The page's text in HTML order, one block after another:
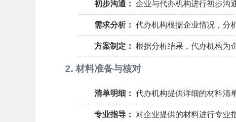
初步沟通： 企业与代办机构进行初步沟
需求分析： 代办机构根据企业情况，分
方案制定： 根据分析结果，代办机构为
2. 材料准备与核对
清单明细： 代办机构提供详细的材料清
专业指导： 对企业提供的材料进行专业